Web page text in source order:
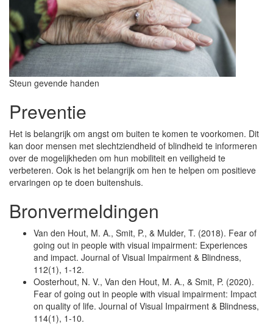
Steun gevende handen
Preventie
Het is belangrijk om angst om buiten te komen te voorkomen. Dit
kan door mensen met slechtziendheid of blindheid te informeren
over de mogelijkheden om hun mobiliteit en veiligheid te
verbeteren. Ook is het belangrijk om hen te helpen om positieve
ervaringen op te doen buitenshuis.
Bronvermeldingen
Van den Hout, M. A., Smit, P., & Mulder, T. (2018). Fear of
going out in people with visual impairment: Experiences
and impact. Journal of Visual Impairment & Blindness,
112(1), 1-12.
Oosterhout, N. V., Van den Hout, M. A., & Smit, P. (2020).
Fear of going out in people with visual impairment: Impact
on quality of life. Journal of Visual Impairment & Blindness,
114(1), 1-10.